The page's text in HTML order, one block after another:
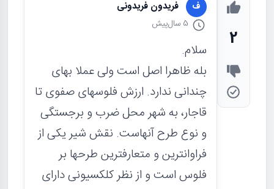
2
ف فریدون فریدونی
5 سال پیش
سلام.
بله ظاهرا اصل است ولی عملا بهای
چندانی ندارد. ارزش فلوسهای صفوی تا
قاجار، به شهر محل ضرب و برجستگی
و نوع طرح آنهاست. نقش شیر یکی از
فراوانترین و متعارفترین طرحها بر
فلوس است و از نظر کلکسیونی دارای